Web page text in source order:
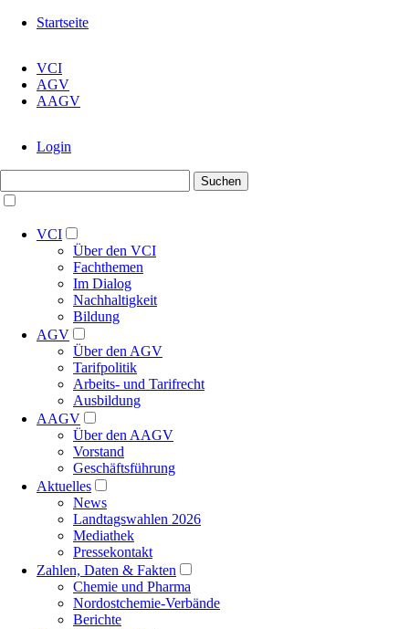
überspringen
Startseite
überspringen
VCI
AGV
AAGV
überspringen
Login
Suchen
Navigation
VCI
Über den VCI
Fachthemen
Im Dialog
Nachhaltigkeit
Bildung
AGV
Über den AGV
Tarifpolitik
Arbeits- und Tarifrecht
Ausbildung
AAGV
Über den AAGV
Vorstand
Geschäftsführung
Aktuelles
News
Landtagswahlen 2026
Mediathek
Pressekontakt
Zahlen, Daten & Fakten
Chemie und Pharma
Nordostchemie-Verbände
Berichte